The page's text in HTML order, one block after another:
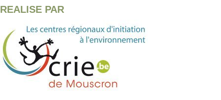
REALISE PAR